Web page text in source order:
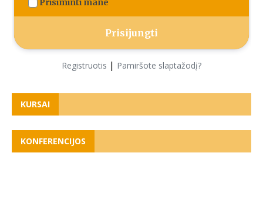
Prisiminti mane
Registruotis | Pamiršote slaptažodį?
KURSAI
KONFERENCIJOS